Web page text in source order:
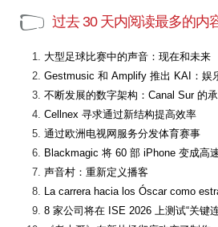
过去 30 天内阅读最多的内
大型足球比赛中的声音：现在和未来
Gestmusic 和 Amplify 推出 KAI：娱
不断发展的数字架构：Canal Sur 的
Cellnex 寻求通过新结构提高效率
通过欧洲电视网服务分发体育赛事
Blackmagic 将 60 部 iPhone 变成高
声音村：重新定义播客
La carrera hacia los Óscar como
8 家公司将在 ISE 2026 上测试“关键